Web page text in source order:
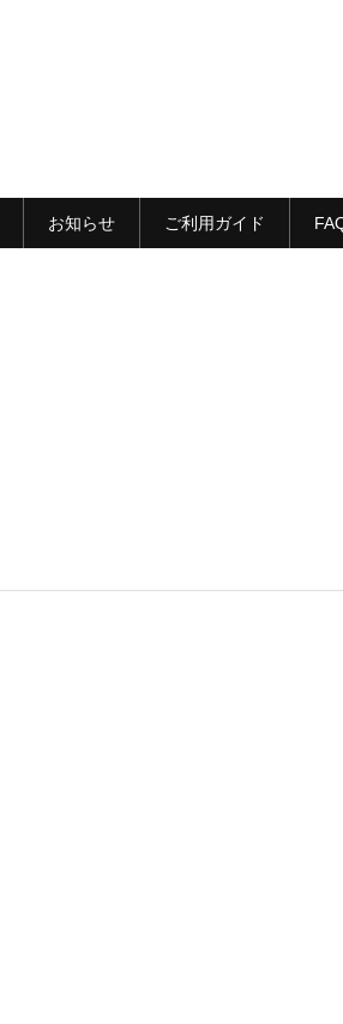
お知らせ ご利用ガイド